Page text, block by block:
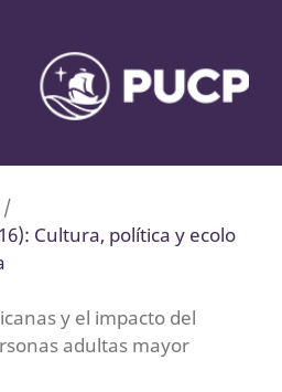
/
Cultura, política y ecolo
y el impacto del
adultas mayor